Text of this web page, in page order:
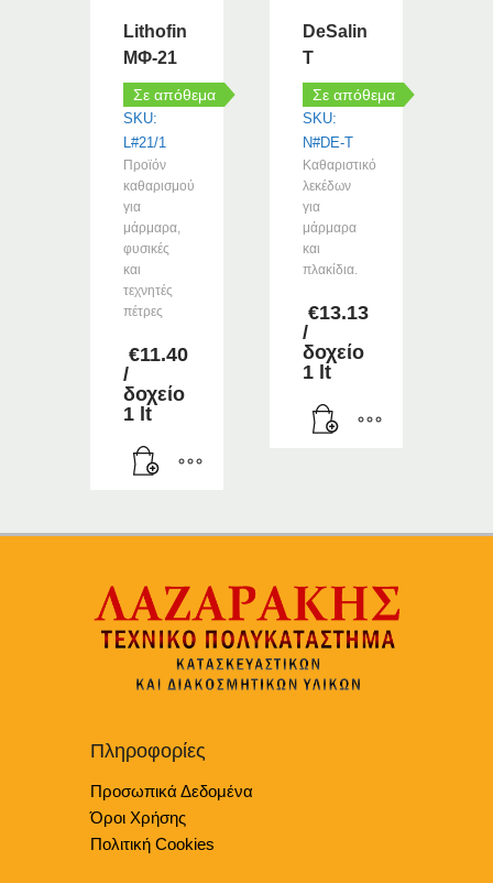
επιλεγούν
σελίδα
προϊόντος
επιλεγούν
σελίδα
Lithofin
ΜΦ-21
Σε απόθεμα
SKU:
L#21/1
Προϊόν
καθαρισμού
για
μάρμαρα,
φυσικές
και
τεχνητές
πέτρες
€11.40
/
δοχείο
1 lt
DeSalin
T
Σε απόθεμα
SKU:
N#DE-T
Καθαριστικό
λεκέδων
για
μάρμαρα
και
πλακίδια.
€13.13
/
δοχείο
1 lt
Πληροφορίες
Προσωπικά Δεδομένα
Όροι Χρήσης
Πολιτική Cookies